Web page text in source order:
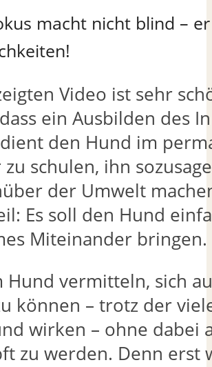
macht nicht blind –
Video ist sehr
ein Ausbilden des
den Hund im
schulen, ihn
der Umwelt
Es soll den Hund
Miteinander bringen.
Hund vermitteln, sich
können – trotz der
wirken – ohne dabei
zu werden. Denn erst